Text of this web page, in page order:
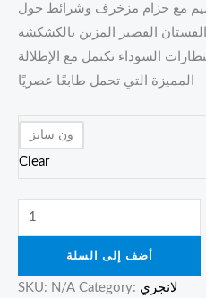
مع حزام مزخرف وشرائط حول
الفستان القصير المزين بالكشكشة
السوداء تكتمل مع الإطلالة
المميزة التي تحمل طابعًا عصريًا
ون سايز
Clear
أضف إلى السلة
SKU: N/A Category: لانجري